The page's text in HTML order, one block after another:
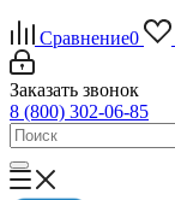
Сравнение0
Заказать звонок
8 (800) 302-06-85